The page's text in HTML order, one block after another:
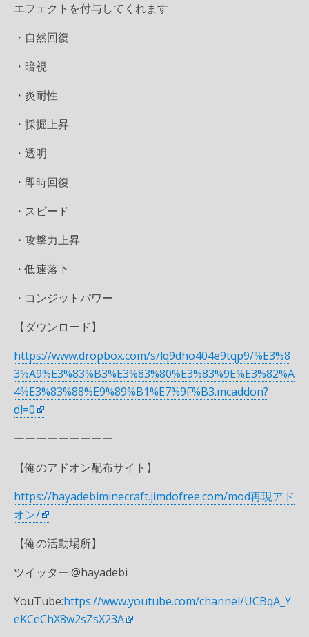
エフェクトを付与してくれます
・自然回復
・暗視
・炎耐性
・採掘上昇
・透明
・即時回復
・スピード
・攻撃力上昇
・低速落下
・コンジットパワー
【ダウンロード】
https://www.dropbox.com/s/lq9dho404e9tqp9/%E3%8
3%A9%E3%83%B3%E3%83%80%E3%83%9E%E3%82%A
4%E3%83%88%E9%89%B1%E7%9F%B3.mcaddon?
dl=0
ーーーーーーーーー
【俺のアドオン配布サイト】
https://hayadebiminecraft.jimdofree.com/mod再現アド
オン/
【俺の活動場所】
ツイッター:@hayadebi
YouTube:https://www.youtube.com/channel/UCBqA_Y
eKCeChX8w2sZsX23A